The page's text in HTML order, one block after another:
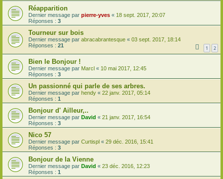
Réapparition
Dernier message par pierre-yves « 18 sept. 2017, 20:07
Réponses : 3
Tourneur sur bois
Dernier message par abracabrantesque « 03 sept. 2017, 18:14
Réponses : 21 1 2
Bien le Bonjour !
Dernier message par Marcl « 10 mai 2017, 12:45
Réponses : 3
Un passionné qui parle de ses arbres.
Dernier message par hendy « 22 janv. 2017, 05:14
Réponses : 1
Bonjour d' Ailleur,..
Dernier message par David « 21 janv. 2017, 16:54
Réponses : 3
Nico 57
Dernier message par Curtispl « 29 déc. 2016, 15:41
Réponses : 3
Bonjour de la Vienne
Dernier message par David « 23 déc. 2016, 12:23
Réponses : 1